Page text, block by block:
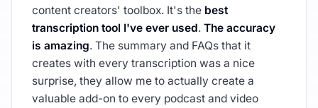
content creators' toolbox. It's the best
transcription tool I've ever used. The accuracy
is amazing. The summary and FAQs that it
creates with every transcription was a nice
surprise, they allow me to actually create a
valuable add-on to every podcast and video